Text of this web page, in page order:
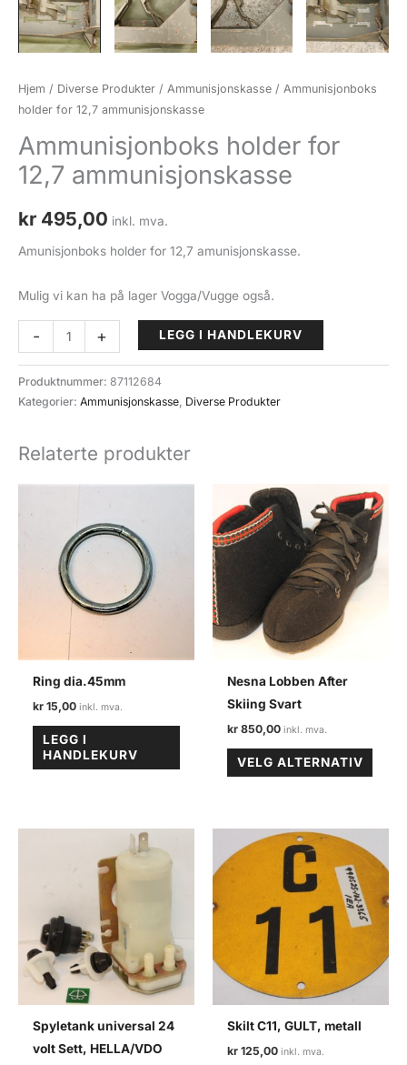
Hjem / Diverse Produkter / Ammunisjonskasse / Ammunisjonboks
holder for 12,7 ammunisjonskasse
Ammunisjonboks holder for
12,7 ammunisjonskasse
kr 495,00 inkl. mva.
Amunisjonboks holder for 12,7 amunisjonskasse.
Mulig vi kan ha på lager Vogga/Vugge også.
-
Ammunisjonboks
holder
for
12,7
antall
+ LEGG I HANDLEKURV
Produktnummer: 87112684
Kategorier: Ammunisjonskasse Diverse Produkter
Relaterte produkter
Ring dia.45mm
kr 15,00
LEGG I
HANDLEKURV
Nesna Lobben After
Skiing Svart
kr 850,00
VELG ALTERNATIV
Dette
Spyletank universal 24
volt Sett, HELLA/VDO
Skilt C11, GULT, metall
kr 125,00